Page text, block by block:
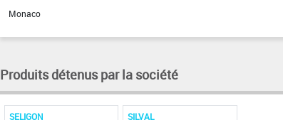
Monaco
Produits détenus par la société
SELIGON SILVAL